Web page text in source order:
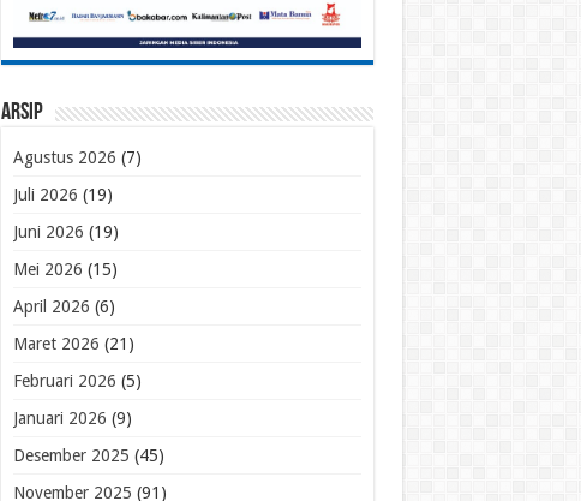
Arsip
Agustus 2026 (7)
Juli 2026 (19)
Juni 2026 (19)
Mei 2026 (15)
April 2026 (6)
Maret 2026 (21)
Februari 2026 (5)
Januari 2026 (9)
Desember 2025 (45)
November 2025 (91)